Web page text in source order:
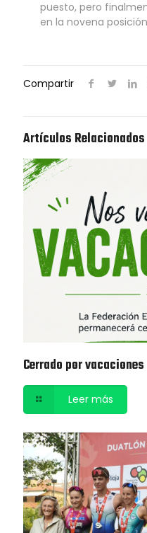
puesto, pero
en la novena
Compartir
Artículos Relacionados
Cerrado por vacaciones
Leer más